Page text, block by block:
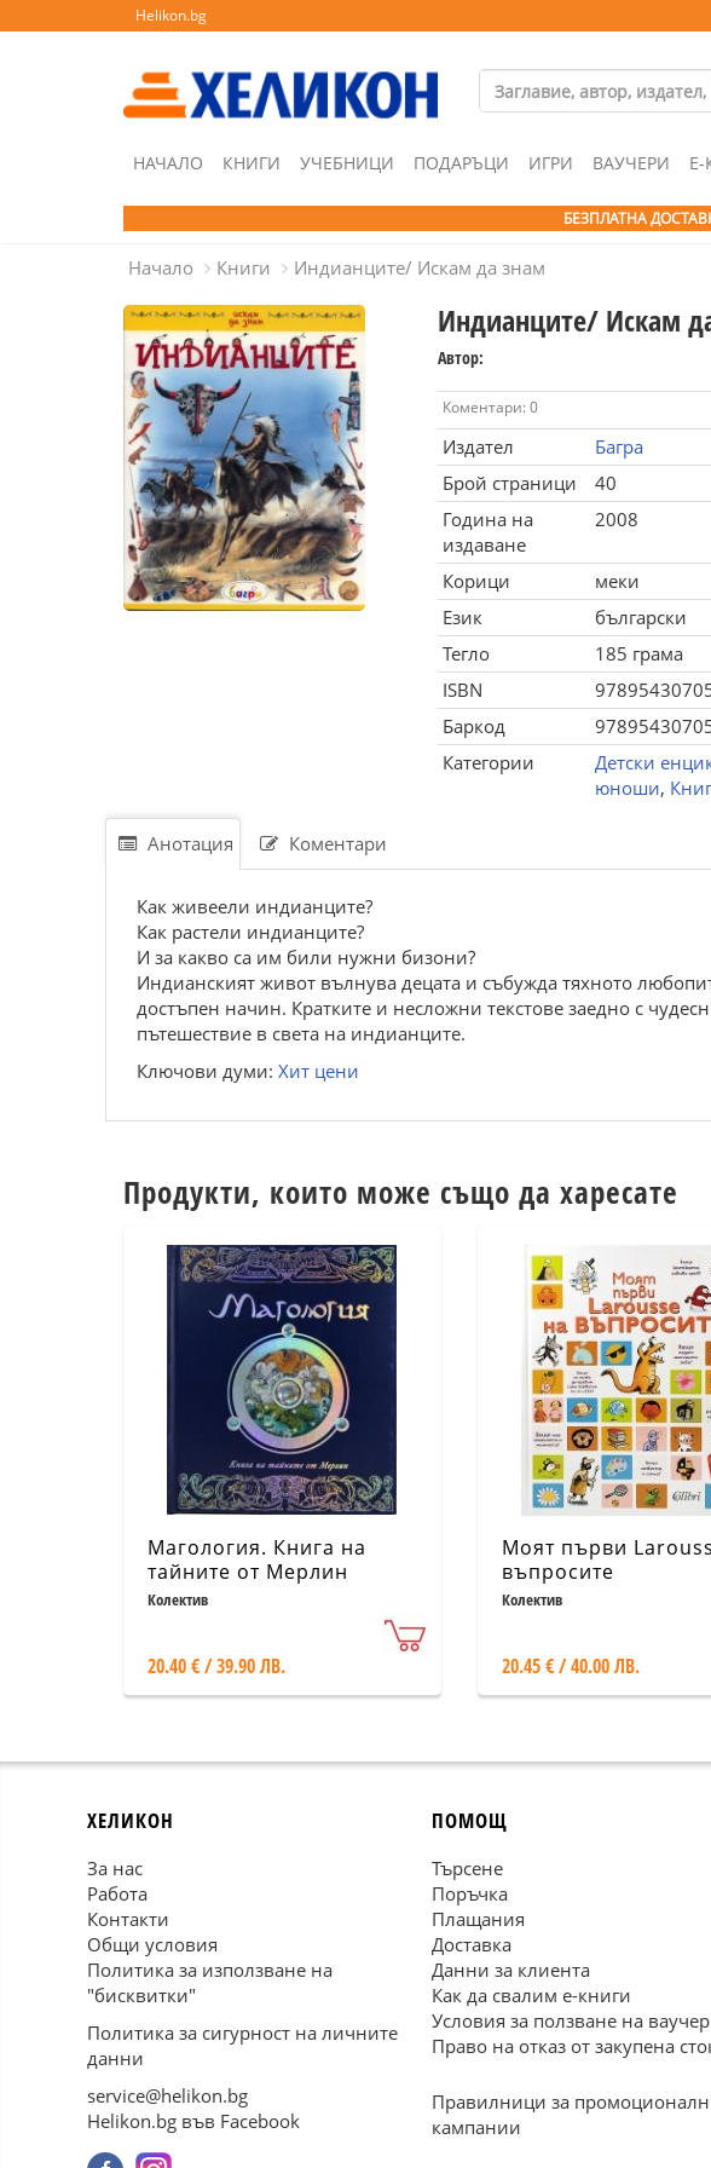
Helikon.bg
НАЧАЛО КНИГИ УЧЕБНИЦИ ПОДАРЪЦИ ИГРИ ВАУЧЕРИ
БЕЗПЛАТНА
Начало Книги Индианците/ Искам да знам
Индианците/ Искам
Автор:
Коментари: 0
Издател
Багра
Брой страници
40
Година на
издаване
2008
Корици
меки
Език
български
Тегло
185 грама
ISBN
Баркод
Категории
Детски
юноши,
Анотация Коментари
Как живеели индианците?
Как растели индианците?
И за какво са им били нужни бизони?
Индианският живот вълнува децата и събужда тяхното
достъпен начин. Кратките и несложни текстове заедно с
пътешествие в света на индианците.
Ключови думи: Хит цени
Продукти, които може също да харесате
Магология. Книга на
тайните от Мерлин
Колектив
20.40 € / 39.90 ЛВ.
Моят първи
въпросите
Колектив
20.45 € / 40.00 ЛВ.
ХЕЛИКОН
За нас
Работа
Контакти
Общи условия
Политика за използване на
"бисквитки"
Политика за сигурност на личните
данни
service@helikon.bg
Helikon.bg във Facebook
ПОМОЩ
Търсене
Поръчка
Плащания
Доставка
Данни за клиента
Как да свалим е-книги
Условия за ползване на ваучер
Право на отказ от закупена
Правилници за
кампании